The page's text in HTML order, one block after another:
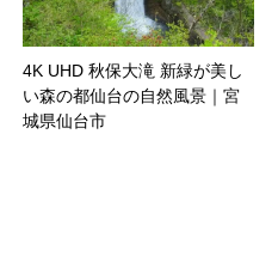
4K UHD 秋保大滝 新緑が美し
い森の都仙台の自然風景｜宮
城県仙台市